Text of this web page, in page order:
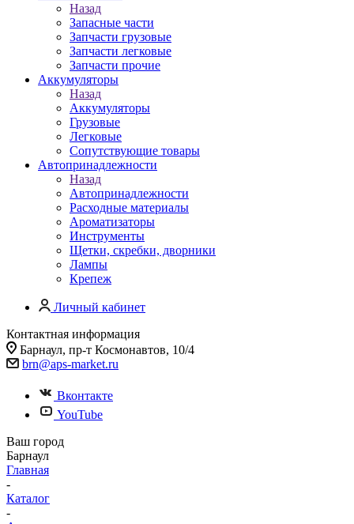
Назад
Запасные части
Запчасти грузовые
Запчасти легковые
Запчасти прочие
Аккумуляторы
Назад
Аккумуляторы
Грузовые
Легковые
Сопутствующие товары
Автопринадлежности
Назад
Автопринадлежности
Расходные материалы
Ароматизаторы
Инструменты
Щетки, скребки, дворники
Лампы
Крепеж
Личный кабинет
Контактная информация
Барнаул, пр-т Космонавтов, 10/4
brn@aps-market.ru
Вконтакте
YouTube
Ваш город
Барнаул
Главная
-
Каталог
-